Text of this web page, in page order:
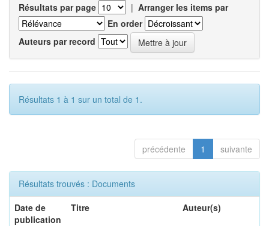
Résultats par page | Arranger les items par
En order
Auteurs par record
Résultats 1 à 1 sur un total de 1.
précédente 1 suivante
Résultats trouvés : Documents
Date de
publication
Titre Auteur(s)